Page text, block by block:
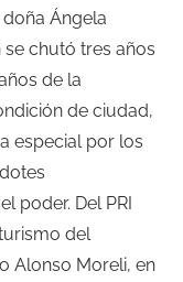
Ángela
chutó tres años
de la
de ciudad,
especial por los
poder. Del PRI
del
Alonso Moreli, en